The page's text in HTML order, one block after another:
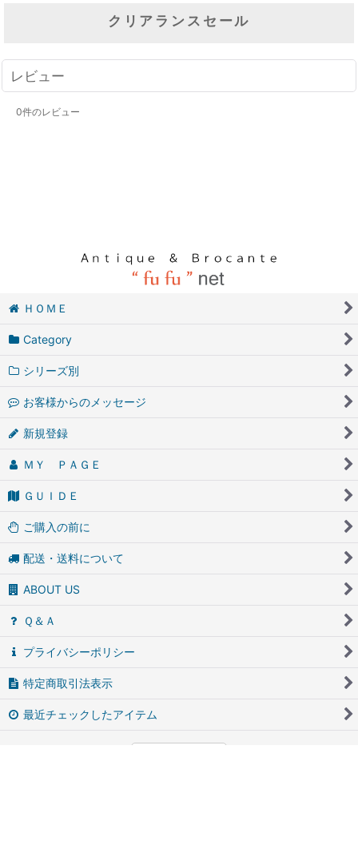
クリアランスセール
レビュー
0件のレビュー
ＨＯＭＥ
Category
シリーズ別
お客様からのメッセージ
新規登録
ＭＹ ＰＡＧＥ
ＧＵＩＤＥ
ご購入の前に
配送・送料について
ABOUT US
Ｑ＆Ａ
プライバシーポリシー
特定商取引法表示
最近チェックしたアイテム